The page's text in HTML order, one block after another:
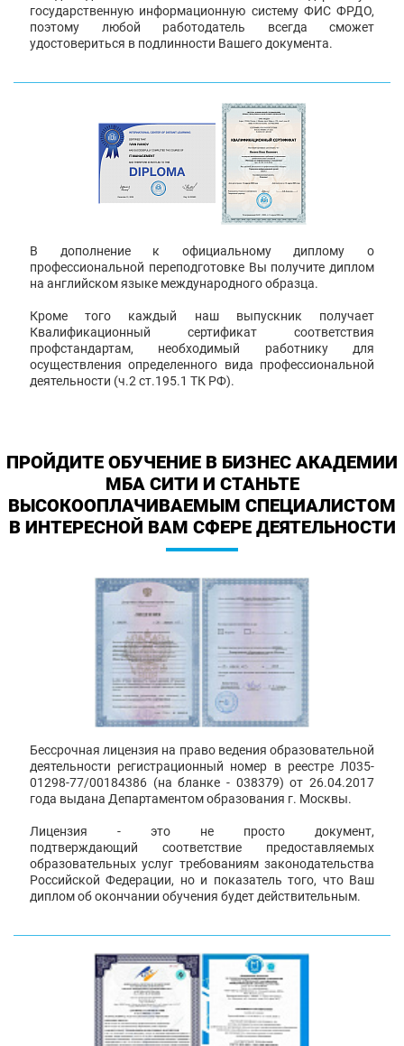
государственную информационную систему ФИС ФРДО,
поэтому любой работодатель всегда сможет
удостовериться в подлинности Вашего документа.
В дополнение к официальному диплому о
профессиональной переподготовке Вы получите диплом
на английском языке международного образца.
Кроме того каждый наш выпускник получает
Квалификационный сертификат соответствия
профстандартам, необходимый работнику для
осуществления определенного вида профессиональной
деятельности (ч.2 ст.195.1 ТК РФ).
ПРОЙДИТЕ ОБУЧЕНИЕ В БИЗНЕС АКАДЕМИИ
МБА СИТИ И СТАНЬТЕ
ВЫСОКООПЛАЧИВАЕМЫМ СПЕЦИАЛИСТОМ
В ИНТЕРЕСНОЙ ВАМ СФЕРЕ ДЕЯТЕЛЬНОСТИ
Бессрочная лицензия на право ведения образовательной
деятельности регистрационный номер в реестре Л035-
01298-77/00184386 (на бланке - 038379) от 26.04.2017
года выдана Департаментом образования г. Москвы.
Лицензия - это не просто документ,
подтверждающий соответствие предоставляемых
образовательных услуг требованиям законодательства
Российской Федерации, но и показатель того, что Ваш
диплом об окончании обучения будет действительным.